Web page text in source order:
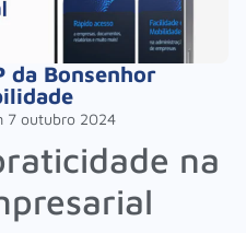
da Bonsenhor
7 outubro 2024
na